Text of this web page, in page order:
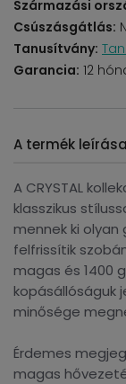
Származási
Csúszásgátlás:
Tanusítvány:
Garancia: 12
A termék leírása
A CRYSTAL
klasszikus
mennek ki
felfrissítik
magas és 1400
kopásállóságuk
minősége
Érdemes
magas